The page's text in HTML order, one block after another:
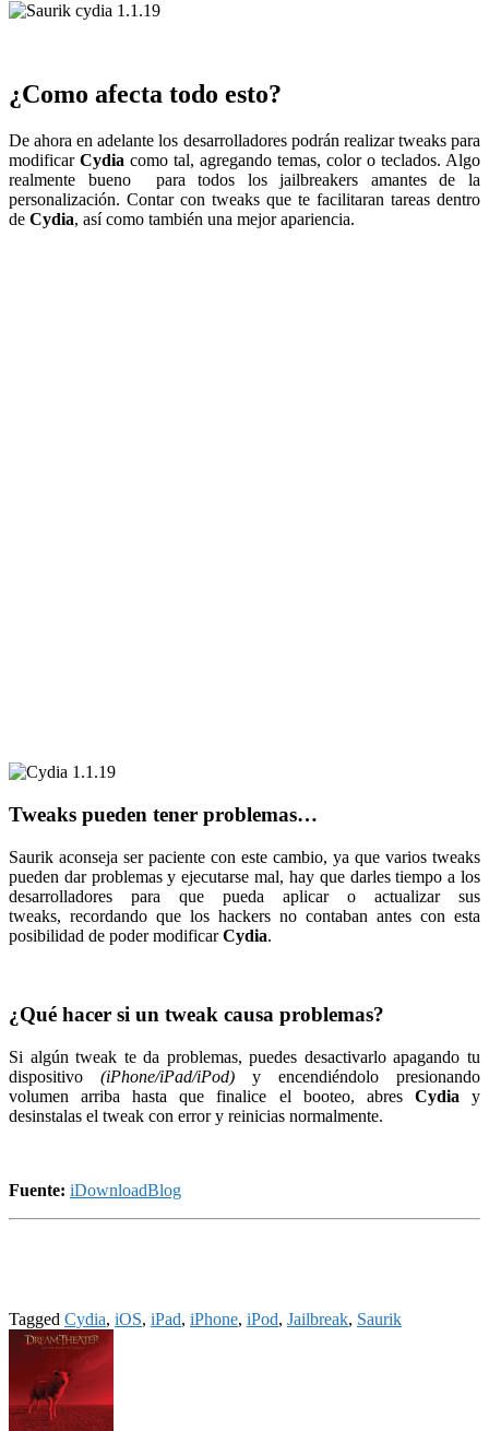
¿Como afecta todo esto?
De ahora en adelante los desarrolladores podrán realizar tweaks para
modificar Cydia como tal, agregando temas, color o teclados. Algo
realmente bueno para todos los jailbreakers amantes de la
personalización. Contar con tweaks que te facilitaran tareas dentro
de Cydia, así como también una mejor apariencia.
Tweaks pueden tener problemas…
Saurik aconseja ser paciente con este cambio, ya que varios tweaks
pueden dar problemas y ejecutarse mal, hay que darles tiempo a los
desarrolladores para que pueda aplicar o actualizar sus
tweaks, recordando que los hackers no contaban antes con esta
posibilidad de poder modificarCydia.
¿Qué hacer si un tweak causa problemas?
Si algún tweak te da problemas, puedes desactivarlo apagando tu
dispositivo (iPhone/iPad/iPod) y encendiéndolo presionando
volumen arriba hasta que finalice el booteo, abres Cydia y
desinstalas el tweak con error y reinicias normalmente.
Fuente: iDownloadBlog
Tagged Cydia, iOS, iPad, iPhone, iPod, Jailbreak, Saurik